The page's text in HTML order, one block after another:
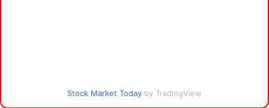
Stock Market Today by TradingView